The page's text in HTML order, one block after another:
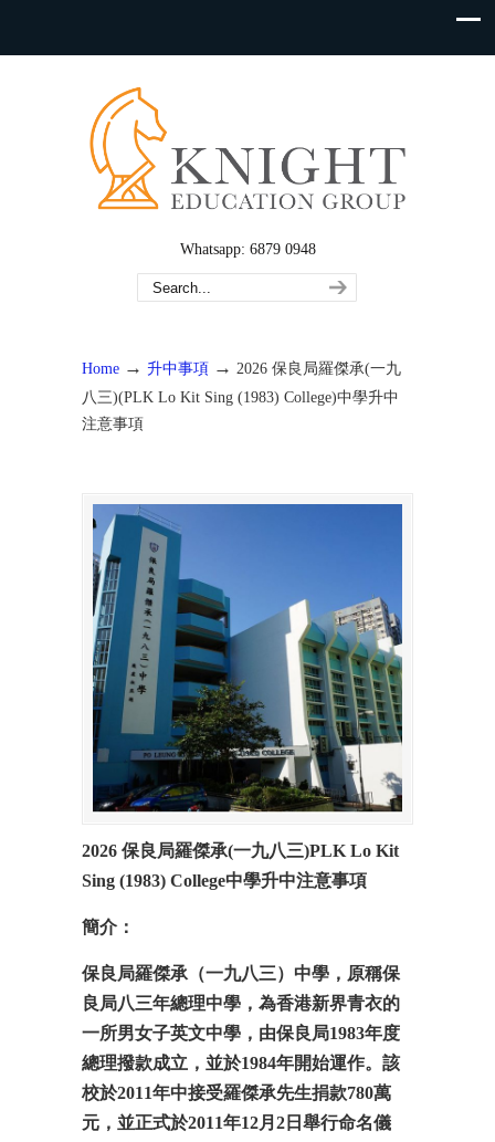
Whatsapp: 6879 0948
Home → 升中事項 → 2026 保良局羅傑承(一九
八三)(PLK Lo Kit Sing (1983) College)中學升中
注意事項
2026 保良局羅傑承(一九八三)PLK Lo Kit
Sing (1983) College中學升中注意事項
簡介：
保良局羅傑承（一九八三）中學，原稱保
良局八三年總理中學，為香港新界青衣的
一所男女子英文中學 ，由保良局1983年度
總理撥款成立，並於1984年開始運作。該
校於2011年中接受羅傑承先生捐款780萬
元，並正式於2011年12月 2 日舉行命名儀